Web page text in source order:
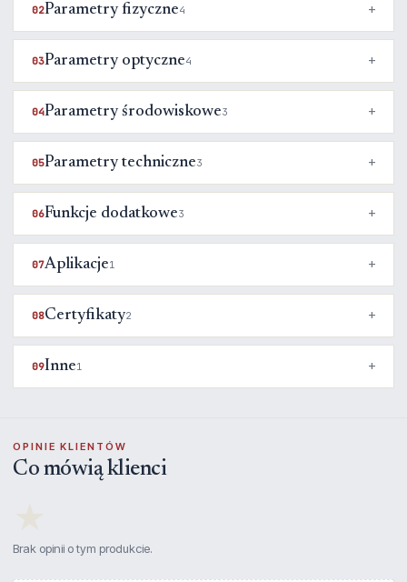
02Parametry fizyczne4
03Parametry optyczne4
04Parametry środowiskowe3
05Parametry techniczne3
06Funkcje dodatkowe3
07Aplikacje1
08Certyfikaty2
09Inne1
OPINIE KLIENTÓW
Co mówią klienci
Brak opinii o tym produkcie.